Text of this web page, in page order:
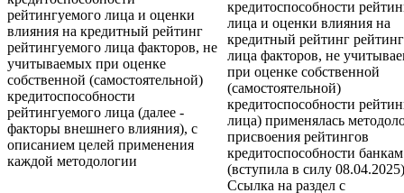
рейтингуемого лица и оценки
влияния на кредитный рейтинг
рейтингуемого лица факторов, не
учитываемых при оценке
собственной (самостоятельной)
кредитоспособности
рейтингуемого лица (далее -
факторы внешнего влияния), с
описанием целей применения
каждой методологии
кредитоспособности
лица и оценки влияния на
кредитный рейтинг
лица факторов, не
при оценке собственной
(самостоятельной)
кредитоспособности
лица) применялась
присвоения рейтингов
кредитоспособности банкам
(вступила в силу
Ссылка на раздел с